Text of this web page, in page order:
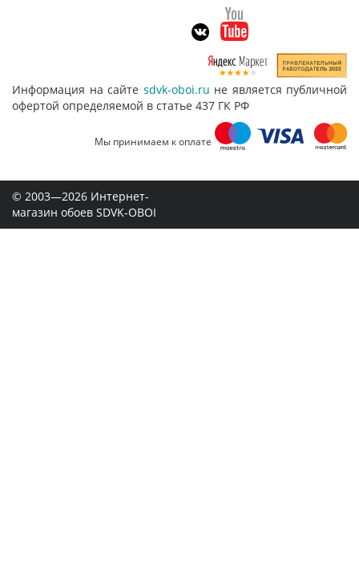
Информация на сайте sdvk-oboi.ru не является публичной
офертой определяемой в статье 437 ГК РФ
Мы принимаем к оплате
© 2003—2026 Интернет-
магазин обоев SDVK-OBOI